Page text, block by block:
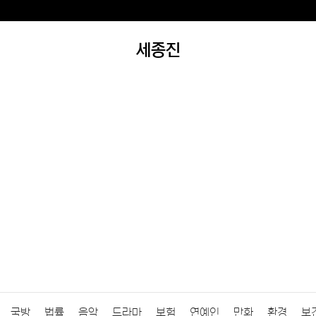
세종진
국방 법률 음악 드라마 보험 연예인 만화 환경 보